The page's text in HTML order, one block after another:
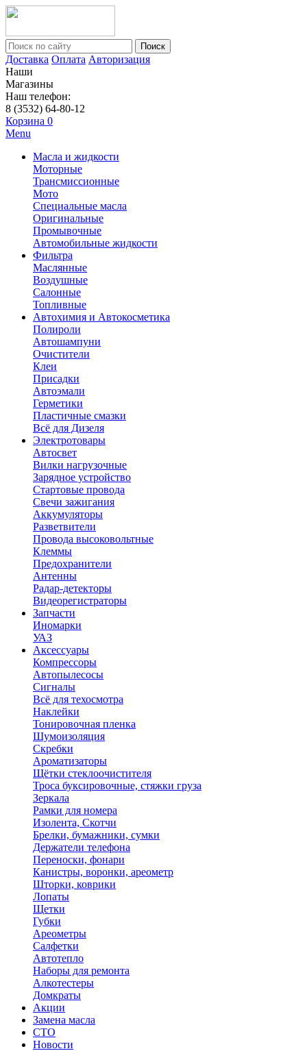
Поиск
Доставка Оплата Авторизация
Наши
Магазины
Наш телефон:
8 (3532) 64-80-12
Корзина 0
Menu
Масла и жидкости
Моторные
Трансмиссионные
Мото
Специальные масла
Оригинальные
Промывочные
Автомобильные жидкости
Фильтра
Маслянные
Воздушные
Салонные
Топливные
Автохимия и Автокосметика
Полироли
Автошампуни
Очистители
Клеи
Присадки
Автоэмали
Герметики
Пластичные смазки
Всё для Дизеля
Электротовары
Автосвет
Вилки нагрузочные
Зарядное устройство
Стартовые провода
Свечи зажигания
Аккумуляторы
Разветвители
Провода высоковольтные
Клеммы
Предохранители
Антенны
Радар-детекторы
Видеорегистраторы
Запчасти
Иномарки
УАЗ
Аксесcуары
Компрессоры
Автопылесосы
Сигналы
Всё для техосмотра
Наклейки
Тонировочная пленка
Шумоизоляция
Скребки
Ароматизаторы
Щётки стеклоочистителя
Троса буксировочные, стяжки груза
Зеркала
Рамки для номера
Изолента, Скотчи
Брелки, бумажники, сумки
Держатели телефона
Переноски, фонари
Канистры, воронки, ареометр
Шторки, коврики
Лопаты
Щетки
Губки
Ареометры
Салфетки
Автотепло
Наборы для ремонта
Алкотестеры
Домкраты
Акции
Замена масла
СТО
Новости